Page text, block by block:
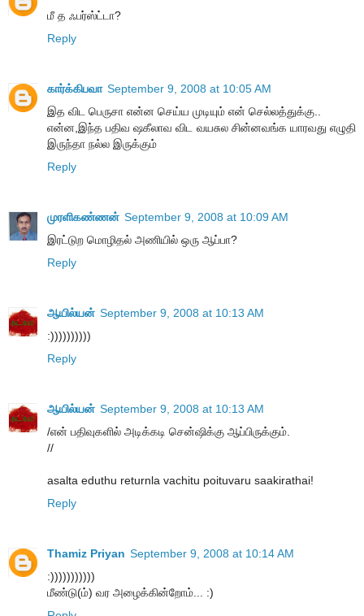
மீ த ஃபர்ஸ்ட்டா?
Reply
கார்க்கிபவா September 9, 2008 at 10:05 AM
இத விட பெருசா என்ன செய்ய முடியும் என் செல்லத்துக்கு..
என்ன,இந்த பதிவ ஷகீலாவ விட வயசுல சின்னவங்க யாரவது எழுதி
இருந்தா நல்ல இருக்கும்
Reply
முரளிகண்ணன் September 9, 2008 at 10:09 AM
இரட்டுற மொழிதல் அணியில் ஒரு ஆப்பா?
Reply
ஆயில்யன் September 9, 2008 at 10:13 AM
:))))))))))
Reply
ஆயில்யன் September 9, 2008 at 10:13 AM
/என் பதிவுகளில் அடிக்கடி சென்ஷிக்கு ஆப்பிருக்கும்.
//
asalta eduthu returnla vachitu poituvaru saakirathai!
Reply
Thamiz Priyan September 9, 2008 at 10:14 AM
:)))))))))))
மீண்டு(ம்) வர அழைக்கின்றோம்... :)